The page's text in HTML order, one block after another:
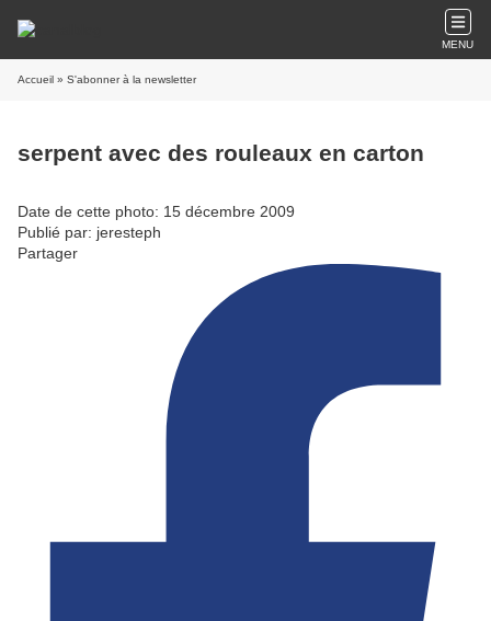
MENU
Accueil » S'abonner à la newsletter
serpent avec des rouleaux en carton
Date de cette photo: 15 décembre 2009
Publié par: jeresteph
Partager